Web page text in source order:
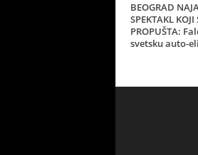
BEOGRAD
SPEKTAKL KOJI
PROPUŠTA:
svetsku auto-